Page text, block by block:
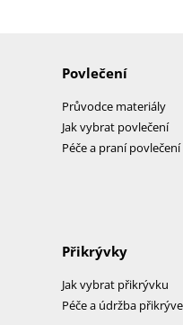
Povlečení
Průvodce materiály
Jak vybrat povlečení
Péče a praní povlečení
Přikrývky
Jak vybrat přikrývku
Péče a údržba